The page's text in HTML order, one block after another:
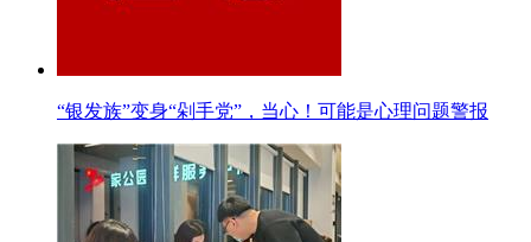
“银发族”变身“剁手党”，当心！可能是心理问题警报